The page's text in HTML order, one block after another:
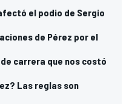
el podio de Sergio
de Pérez por el
carrera que nos costó
Las reglas son